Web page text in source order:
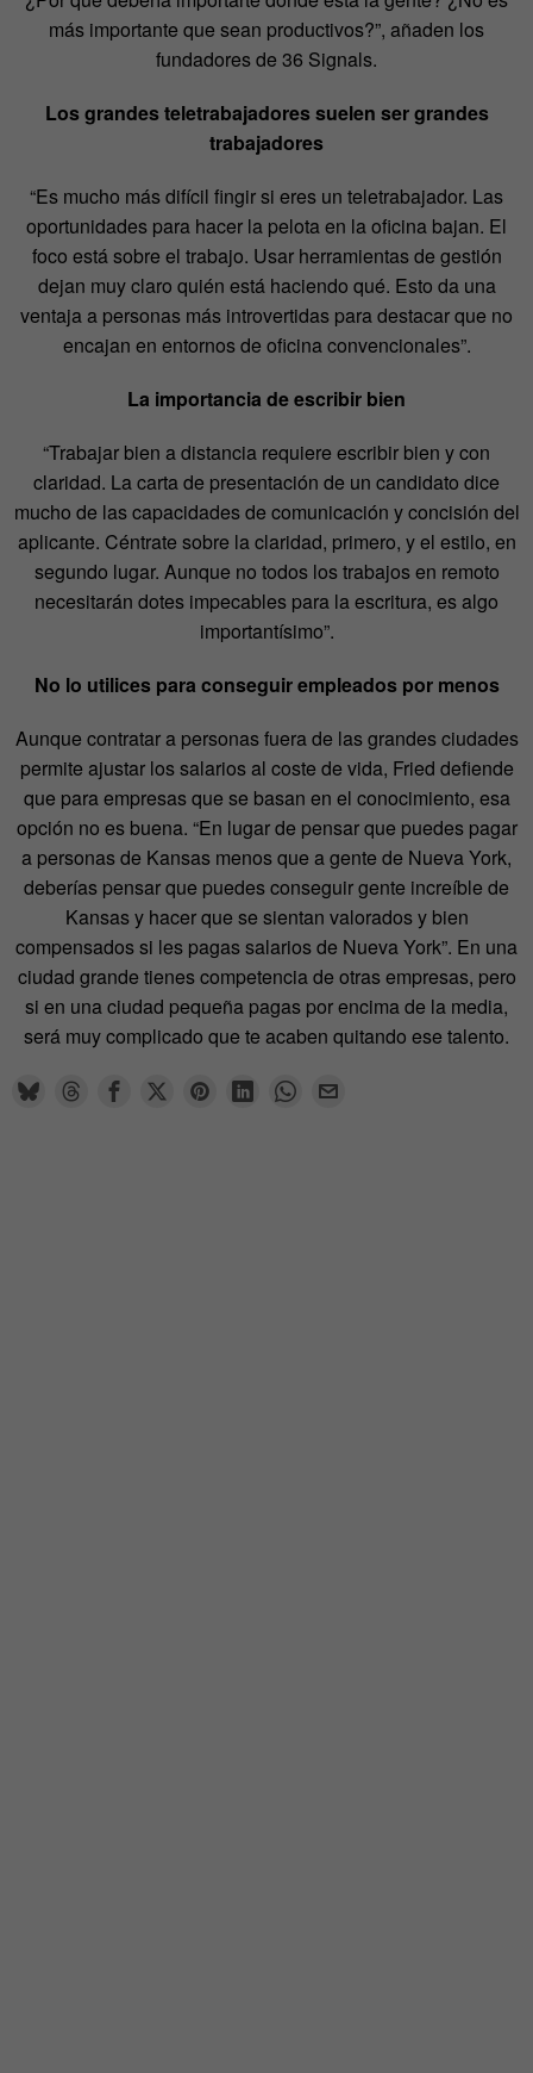
más importante que sean productivos?”, añaden los
fundadores de 36 Signals.
Los grandes teletrabajadores suelen ser grandes
trabajadores
“Es mucho más difícil fingir si eres un teletrabajador. Las
oportunidades para hacer la pelota en la oficina bajan. El
foco está sobre el trabajo. Usar herramientas de gestión
dejan muy claro quién está haciendo qué. Esto da una
ventaja a personas más introvertidas para destacar que no
encajan en entornos de oficina convencionales”.
La importancia de escribir bien
“Trabajar bien a distancia requiere escribir bien y con
claridad. La carta de presentación de un candidato dice
mucho de las capacidades de comunicación y concisión del
aplicante. Céntrate sobre la claridad, primero, y el estilo, en
segundo lugar. Aunque no todos los trabajos en remoto
necesitarán dotes impecables para la escritura, es algo
importantísimo”.
No lo utilices para conseguir empleados por menos
Aunque contratar a personas fuera de las grandes ciudades
permite ajustar los salarios al coste de vida, Fried defiende
que para empresas que se basan en el conocimiento, esa
opción no es buena. “En lugar de pensar que puedes pagar
a personas de Kansas menos que a gente de Nueva York,
deberías pensar que puedes conseguir gente increíble de
Kansas y hacer que se sientan valorados y bien
compensados si les pagas salarios de Nueva York”. En una
ciudad grande tienes competencia de otras empresas, pero
si en una ciudad pequeña pagas por encima de la media,
será muy complicado que te acaben quitando ese talento.